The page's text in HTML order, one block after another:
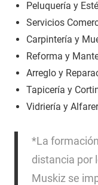
Peluquería y
Servicios
Carpintería y
Reforma y
Arreglo y
Tapicería y
Vidriería y
*La
distancia por
Muskiz se